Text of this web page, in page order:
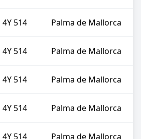
4Y 514 Palma de Mallorca
4Y 514 Palma de Mallorca
4Y 514 Palma de Mallorca
4Y 514 Palma de Mallorca
4Y 514 Palma de Mallorca